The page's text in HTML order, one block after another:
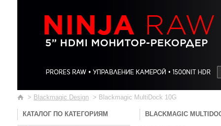
> Blackmagic Design > Blackmagic MultiDock 10G
КАТАЛОГ ПО КАТЕГОРИЯМ BLACKMAGIC